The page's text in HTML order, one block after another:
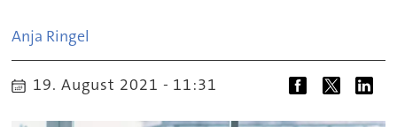
Anja Ringel
19. August 2021 - 11:31